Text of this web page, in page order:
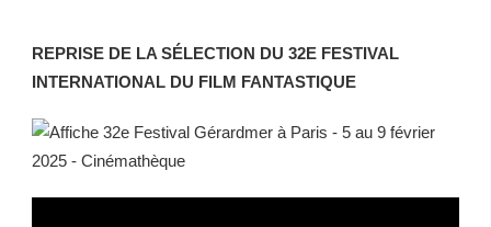
REPRISE DE LA SÉLECTION DU 32E FESTIVAL
INTERNATIONAL DU FILM FANTASTIQUE